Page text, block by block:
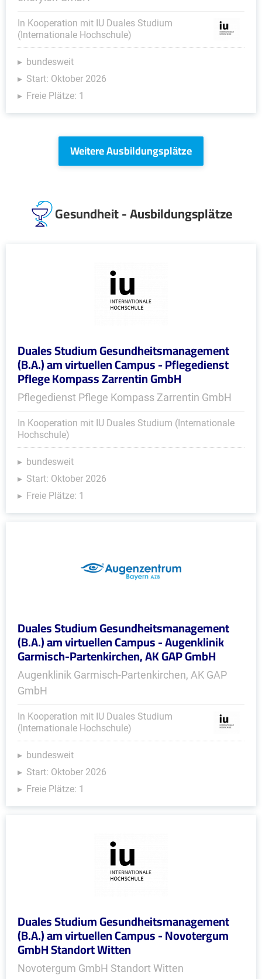
In Kooperation mit IU Duales Studium
(Internationale Hochschule)
bundesweit
Start: Oktober 2026
Freie Plätze: 1
Weitere Ausbildungsplätze
Gesundheit - Ausbildungsplätze
Duales Studium Gesundheitsmanagement
(B.A.) am virtuellen Campus - Pflegedienst
Pflege Kompass Zarrentin GmbH
Pflegedienst Pflege Kompass Zarrentin GmbH
In Kooperation mit IU Duales Studium (Internationale
Hochschule)
bundesweit
Start: Oktober 2026
Freie Plätze: 1
Duales Studium Gesundheitsmanagement
(B.A.) am virtuellen Campus - Augenklinik
Garmisch-Partenkirchen, AK GAP GmbH
Augenklinik Garmisch-Partenkirchen, AK GAP
GmbH
In Kooperation mit IU Duales Studium
(Internationale Hochschule)
bundesweit
Start: Oktober 2026
Freie Plätze: 1
Duales Studium Gesundheitsmanagement
(B.A.) am virtuellen Campus - Novotergum
GmbH Standort Witten
Novotergum GmbH Standort Witten